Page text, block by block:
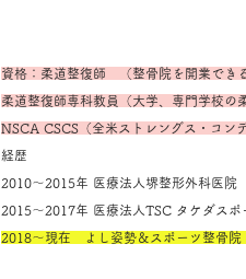
資格：柔道整復師　（整骨院を開業でき
柔道整復師専科教員（大学、専門学校の
NSCA CSCS（全米ストレングス・コン
経歴
2010～2015年 医療法人堺整形外科医院
2015～2017年 医療法人TSC タケダスポ
2018～現在　よし姿勢＆スポーツ整骨院